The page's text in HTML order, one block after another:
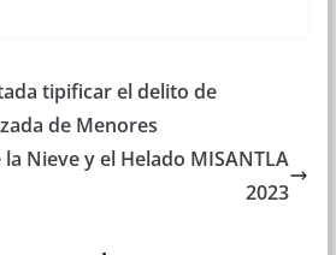
tipificar el delito de
de Menores
Nieve y el Helado MISANTLA
2023